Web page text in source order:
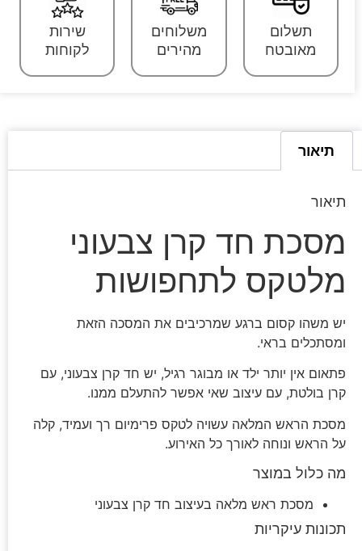
תשלום
מאובטח
משלוחים
מהירים
שירות
לקוחות
תיאור
תיאור
מסכת חד קרן צבעוני
מלטקס לתחפושות
יש משהו קסום ברגע שמרכיבים את המסכה הזאת
ומסתכלים בראי.
פתאום אין יותר ילד או מבוגר רגיל, יש חד קרן צבעוני, עם
קרן בולטת, עם עיצוב שאי אפשר להתעלם ממנו.
מסכת הראש המלאה עשויה לטקס פרימיום רך ועמיד, קלה
על הראש ונוחה לאורך כל האירוע.
מה כלול במוצר
מסכת ראש מלאה בעיצוב חד קרן צבעוני
תכונות עיקריות